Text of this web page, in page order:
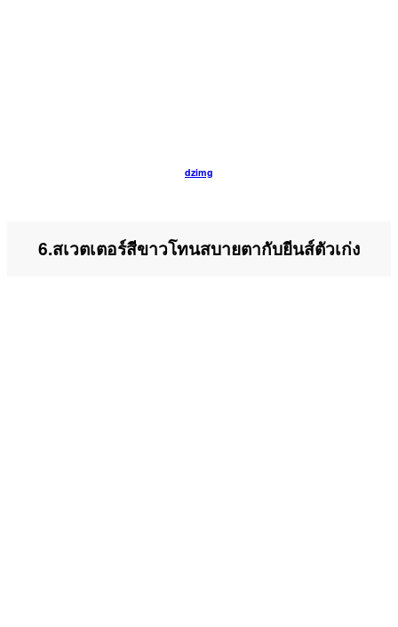
dzimg
6.สเวตเตอร์สีขาวโทนสบายตากับยีนส์ตัวเก่ง